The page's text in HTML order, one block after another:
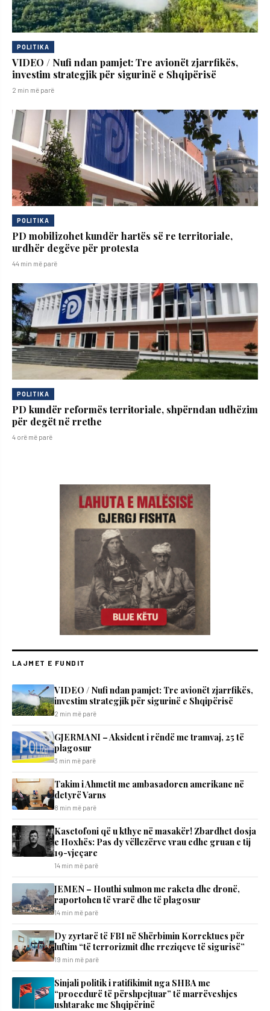
POLITIKA
VIDEO / Nufi ndan pamjet: Tre avionët zjarrfikës,
investim strategjik për sigurinë e Shqipërisë
2 min më parë
POLITIKA
PD mobilizohet kundër hartës së re territoriale,
urdhër degëve për protesta
44 min më parë
POLITIKA
PD kundër reformës territoriale, shpërndan udhëzim
për degët në rrethe
4 orë më parë
LAJMET E FUNDIT
VIDEO / Nufi ndan pamjet: Tre avionët zjarrfikës,
investim strategjik për sigurinë e Shqipërisë
2 min më parë
GJERMANI – Aksident i rëndë me tramvaj, 25 të
plagosur
3 min më parë
Takim i Ahmetit me ambasadoren amerikane në
detyrë Varns
8 min më parë
Kasetofoni që u kthye në masakër! Zbardhet dosja
e Hoxhës: Pas dy vëllezërve vrau edhe gruan e tij
19-vjeçare
14 min më parë
JEMEN – Houthi sulmon me raketa dhe dronë,
raportohen të vrarë dhe të plagosur
14 min më parë
Dy zyrtarë të FBI në Shërbimin Korrektues për
luftim “të terrorizmit dhe rreziqeve të sigurisë”
19 min më parë
Sinjali politik i ratifikimit nga SHBA me
“procedurë të përshpejtuar” të marrëveshjes
ushtarake me Shqipërinë